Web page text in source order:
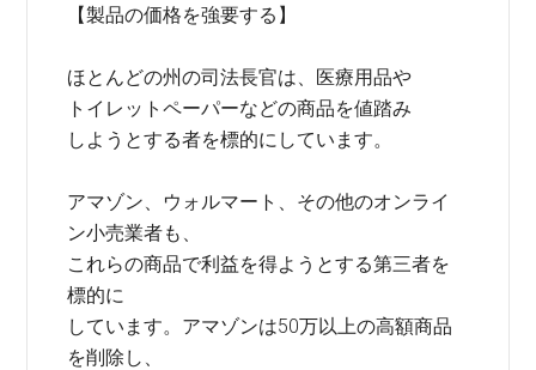
【製品の価格を強要する】
ほとんどの州の司法長官は、医療用品や
トイレットペーパーなどの商品を値踏み
しようとする者を標的にしています。
アマゾン、ウォルマート、その他のオンライ
ン小売業者も、
これらの商品で利益を得ようとする第三者を
標的に
しています。アマゾンは50万以上の高額商品
を削除し、